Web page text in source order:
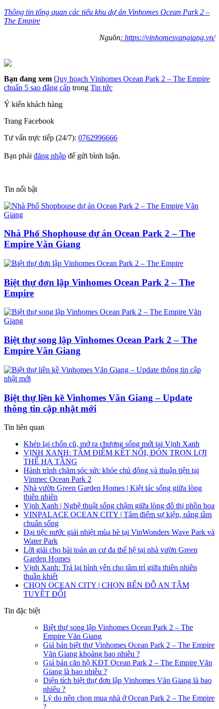
Thông tin tổng quan các tiểu khu dự án Vinhomes Ocean Park 2 –
The Empire
Nguồn: https://vinhomesvangiang.vn/
Bạn đang xem Quy hoạch Vinhomes Ocean Park 2 – The Empire
chuẩn 5 sao đẳng cấp trong Tin tức
Ý kiến khách hàng
Trang Facebook
Tư vấn trực tiếp (24/7): 0762996666
Bạn phải đăng nhập để gửi bình luận.
Tin nổi bật
Nhà Phố Shophouse dự án Ocean Park 2 – The
Empire Văn Giang
Biệt thự đơn lập Vinhomes Ocean Park 2 – The
Empire
Biệt thự song lập Vinhomes Ocean Park 2 – The
Empire Văn Giang
Biệt thự liền kề Vinhomes Văn Giang – Update
thông tin cập nhật mới
Tin liên quan
Khép lại chốn cũ, mở ra chương sống mới tại Vịnh Xanh
VỊNH XANH: TÂM ĐIỂM KẾT NỐI, ĐÓN TRỌN LỢI
THẾ HẠ TẦNG
Hành trình chăm sóc sức khỏe chủ động và thuận tiện tại
Vinmec Ocean Park 2
Nhà vườn Green Garden Homes | Kiệt tác sống giữa lòng
thiên nhiên
Vịnh Xanh | Nghệ thuật sống chậm giữa lòng đô thị phồn hoa
VINPALACE OCEAN CITY | Tâm điểm sự kiện, nâng tầm
chuẩn sống
Đại tiệc nước giải nhiệt mùa hè tại VinWonders Wave Park và
Water Park
Lời giải cho bài toán an cư đa thế hệ tại nhà vườn Green
Garden Homes
Vịnh Xanh: Trả lại bình yên cho tâm trí giữa thiên nhiên
thuần khiết
CHỌN OCEAN CITY | CHỌN BẾN ĐỖ AN TÂM
TUYỆT ĐỐI
Tin đặc biệt
Biệt thự song lập Vinhomes Ocean Park 2 – The
Empire Văn Giang
Giá bán biệt thự Vinhomes Ocean Park 2 – The Empire
Văn Giang khoảng bao nhiêu ?
Giá bán căn hộ KĐT Ocean Park 2 – The Empire Văn
Giang là bao nhiêu ?
Diện tích biệt thự đơn lập Vinhomes Văn Giang là bao
nhiêu ?
Lý do nên chọn mua nhà ở Ocean Park 2 – The Empire
?